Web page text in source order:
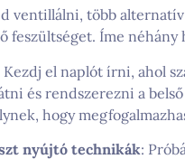
ventillálni, több
feszültséget. Íme néhány
Kezdj el naplót írni, ahol
és rendszerezni a
hogy
nyújtó technikák: